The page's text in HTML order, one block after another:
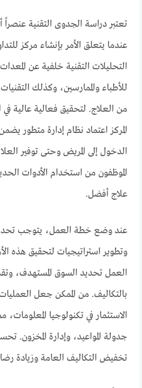
تعتبر دراسة الجدوى التقنية
عندما يتعلق الأمر بإنشاء مركز
التحليلات التقنية خلفية عن المعدات
للأطباء والممارسين، وكذلك
من العلاج. لتحقيق فعالية عالية
المركز اعتماد نظام إدارة متطور
الدخول إلى المريض وحتى توفير
الموظفون من استخدام الأدوات
علاج أفضل.
عند وضع خطة العمل، يتوجب
وتطوير استراتيجيات لتحقيق هذه
العمل تحديد السوق المستهدف،
بالتكاليف. من الممكن جعل
الاستثمار في تكنولوجيا
جدولة المواعيد، وإدارة المخزون.
تخفيض التكاليف العامة وزيادة